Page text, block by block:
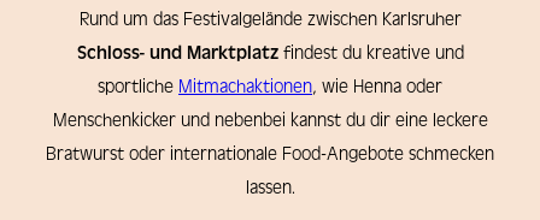
Rund um das Festivalgelände zwischen Karlsruher
Schloss- und Marktplatzfindest du kreative und
sportliche Mitmachaktionen, wie Henna oder
Menschenkicker und nebenbei kannst du dir eine leckere
Bratwurst oder internationale Food-Angebote schmecken
lassen.